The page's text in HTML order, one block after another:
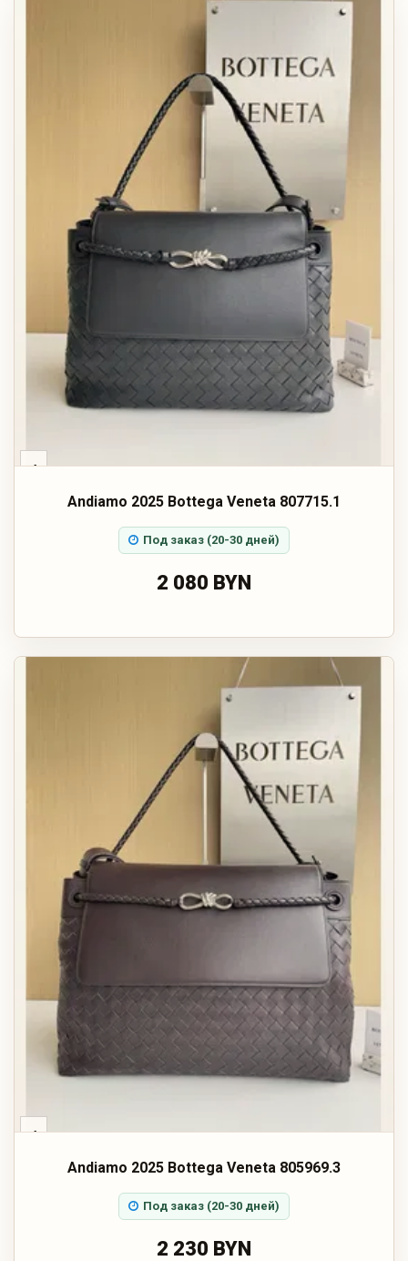
‹
Andiamo 2025 Bottega Veneta 807715.1
Под заказ (20-30 дней)
2 080 BYN
‹
Andiamo 2025 Bottega Veneta 805969.3
Под заказ (20-30 дней)
2 230 BYN